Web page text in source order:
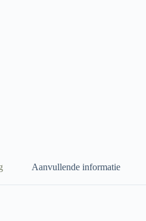
Aanvullende informatie